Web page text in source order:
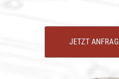
JETZT